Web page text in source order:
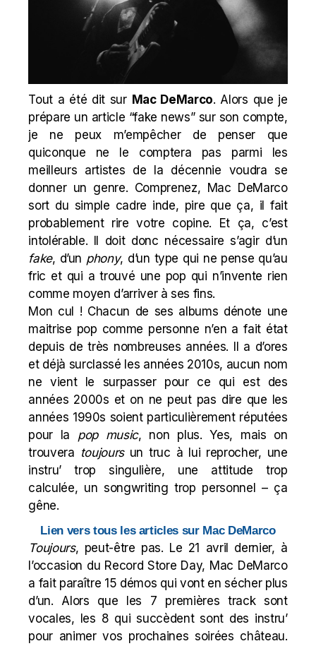
Tout a été dit sur Mac DeMarco. Alors que je
prépare un article “fake news” sur son compte,
je ne peux m’empêcher de penser que
quiconque ne le comptera pas parmi les
meilleurs artistes de la décennie voudra se
donner un genre. Comprenez, Mac DeMarco
sort du simple cadre inde, pire que ça, il fait
probablement rire votre copine. Et ça, c’est
intolérable. Il doit donc nécessaire s’agir d’un
fake, d’un phony, d’un type qui ne pense qu’au
fric et qui a trouvé une pop qui n’invente rien
comme moyen d’arriver à ses fins.
Mon cul ! Chacun de ses albums dénote une
maitrise pop comme personne n’en a fait état
depuis de très nombreuses années. Il a d’ores
et déjà surclassé les années 2010s, aucun nom
ne vient le surpasser pour ce qui est des
années 2000s et on ne peut pas dire que les
années 1990s soient particulièrement réputées
pour la pop music, non plus. Yes, mais on
trouvera toujoursun truc à lui reprocher, une
instru’ trop singulière, une attitude trop
calculée, un songwriting trop personnel – ça
gêne.
Lien vers tous les articles sur Mac DeMarco
Toujours, peut-être pas. Le 21 avril dernier, à
l’occasion du Record Store Day, Mac DeMarco
a fait paraître 15 démos qui vont en sécher plus
d’un. Alors que les 7 premières track sont
vocales, les 8 qui succèdent sont des instru’
pour animer vos prochaines soirées château.